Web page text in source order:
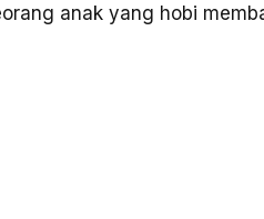
anak yang hobi